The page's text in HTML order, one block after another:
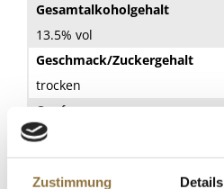
Zustimmung Details
Gesamtalkoholgehalt
13.5% vol
Geschmack/Zuckergehalt
trocken
Cuvée
Nein
Verschluss